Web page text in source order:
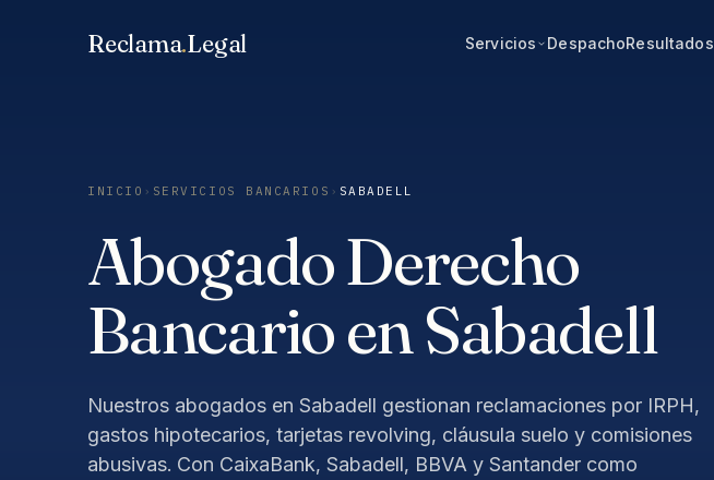
Reclama.Legal Servicios DespachoResultados
INICIO › SERVICIOS BANCARIOS › SABADELL
Abogado Derecho
Bancario en Sabadell
Nuestros abogados en Sabadell gestionan reclamaciones por IRPH,
gastos hipotecarios, tarjetas revolving, cláusula suelo y comisiones
abusivas. Con CaixaBank, Sabadell, BBVA y Santander como